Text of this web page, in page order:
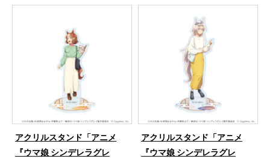
アクリルスタンド「アニメ
『ウマ娘 シンデレラグレ
アクリルスタンド「アニメ
『ウマ娘 シンデレラグレ